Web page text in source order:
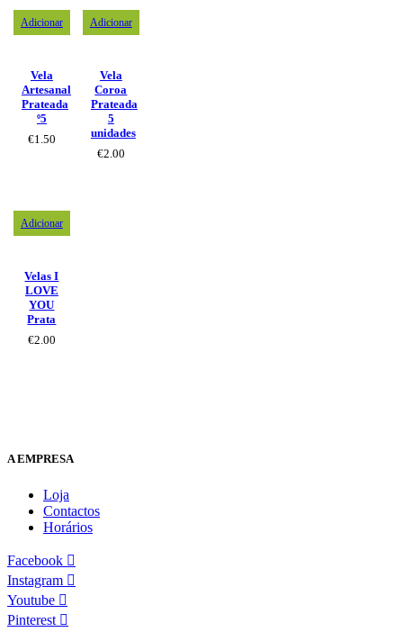
Adicionar
Vela
Artesanal
Prateada
º5
€1.50
Adicionar
Vela
Coroa
Prateada
5
unidades
€2.00
Adicionar
Velas I
LOVE
YOU
Prata
€2.00
A EMPRESA
Loja
Contactos
Horários
Facebook
Instagram
Youtube
Pinterest